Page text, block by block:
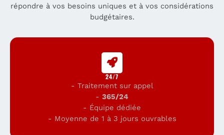
répondre à vos besoins uniques et à vos considérations
budgétaires.
24/7
- Traitement sur appel
- 365/24
- Équipe dédiée
- Moyenne de 1 à 3 jours ouvrables